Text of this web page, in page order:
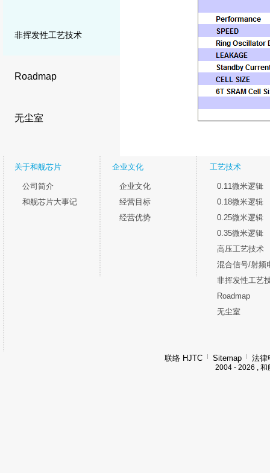
非挥发性工艺技术
Roadmap
无尘室
关于和舰芯片
公司简介
和舰芯片大事记
企业文化
企业文化
经营目标
经营优势
工艺技术
0.11微米逻辑
0.18微米逻辑
0.25微米逻辑
0.35微米逻辑
高压工艺技术
混合信号/射频
非挥发性工艺
Roadmap
无尘室
联络 HJTC Sitemap 法律
2004 - 2026 , 和